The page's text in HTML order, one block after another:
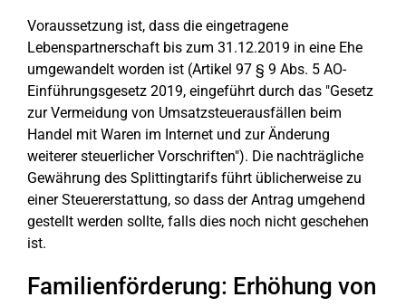
Voraussetzung ist, dass die eingetragene
Lebenspartnerschaft bis zum 31.12.2019 in eine Ehe
umgewandelt worden ist (Artikel 97 § 9 Abs. 5 AO-
Einführungsgesetz 2019, eingeführt durch das "Gesetz
zur Vermeidung von Umsatzsteuerausfällen beim
Handel mit Waren im Internet und zur Änderung
weiterer steuerlicher Vorschriften"). Die nachträgliche
Gewährung des Splittingtarifs führt üblicherweise zu
einer Steuererstattung, so dass der Antrag umgehend
gestellt werden sollte, falls dies noch nicht geschehen
ist.
Familienförderung: Erhöhung von